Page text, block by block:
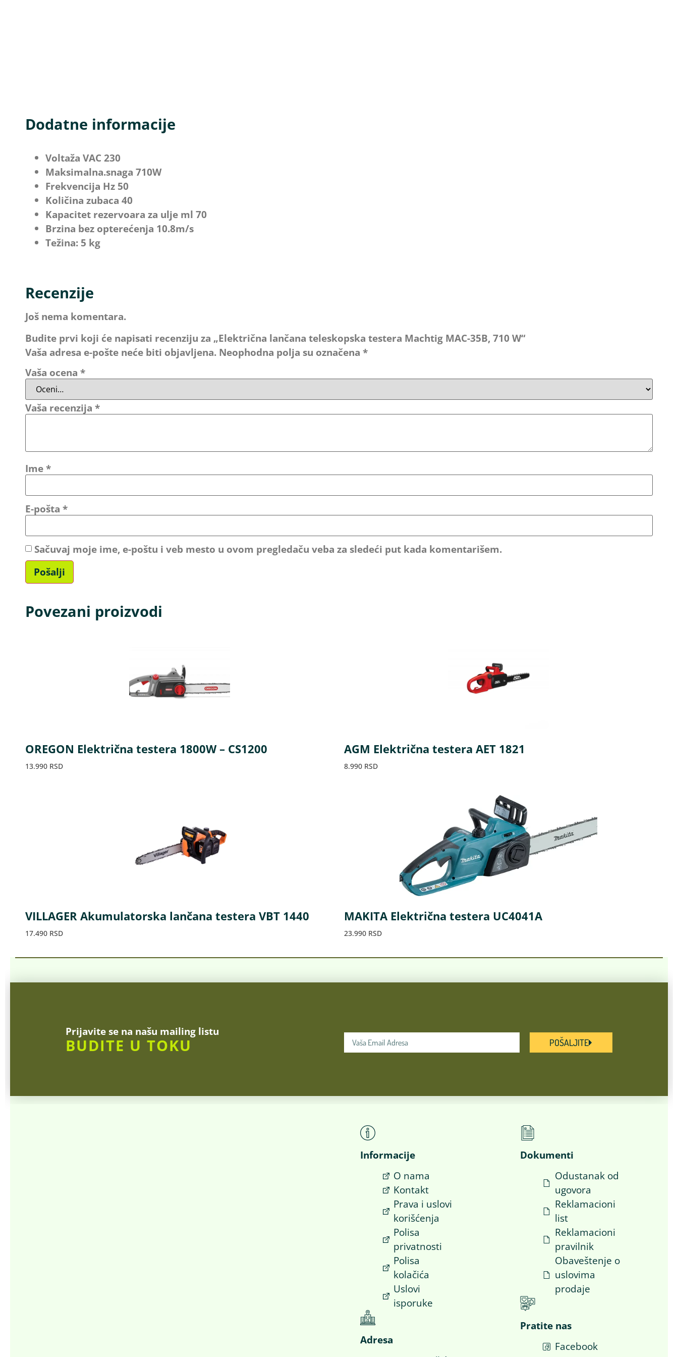
Dodatne informacije
Voltaža VAC 230
Maksimalna.snaga 710W
Frekvencija Hz 50
Količina zubaca 40
Kapacitet rezervoara za ulje ml 70
Brzina bez opterećenja 10.8m/s
Težina: 5 kg
Recenzije
Još nema komentara.
Budite prvi koji će napisati recenziju za „Električna lančana teleskopska testera Machtig MAC-35B, 710 W“
Vaša adresa e-pošte neće biti objavljena. Neophodna polja su označena *
Vaša ocena *
Vaša recenzija *
Ime*
E-pošta *
Sačuvaj moje ime, e-poštu i veb mesto u ovom pregledaču veba za sledeći put kada komentarišem.
Povezani proizvodi
OREGON Električna testera 1800W – CS1200
13.990 RSD
AGM Električna testera AET 1821
8.990 RSD
VILLAGER Akumulatorska lančana testera VBT 1440
17.490 RSD
MAKITA Električna testera UC4041A
23.990 RSD
Prijavite se na našu mailing listu
BUDITE U TOKU POŠALJITE
Informacije
O nama
Kontakt
Prava i uslovi
korišćenja
Polisa
privatnosti
Polisa
kolačića
Uslovi
isporuke
Adresa
Dokumenti
Odustanak od
ugovora
Reklamacioni
list
Reklamacioni
pravilnik
Obaveštenje o
uslovima
prodaje
Pratite nas
Facebook